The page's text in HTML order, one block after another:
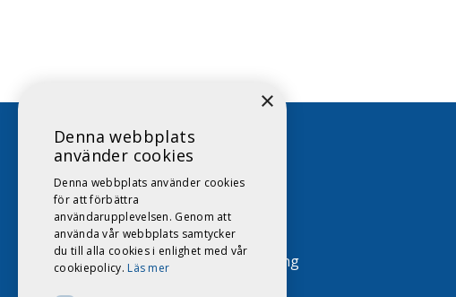
011-16 88 16
info@dags.se
Tenngatan 4, 602 23 Norrköping
×
Denna webbplats
använder cookies
Denna webbplats använder cookies
för att förbättra
användarupplevelsen. Genom att
använda vår webbplats samtycker
du till alla cookies i enlighet med vår
cookiepolicy. Läs mer